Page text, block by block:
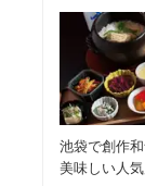
池袋で創作
美味しい人